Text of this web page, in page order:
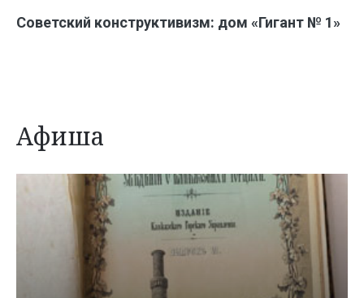
Советский конструктивизм: дом «Гигант № 1»
Афиша